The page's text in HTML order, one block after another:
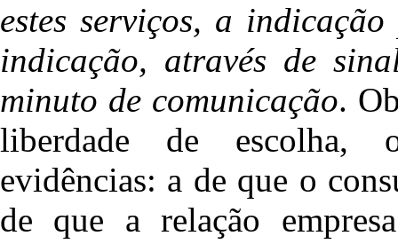
estes serviços, a
indicação, através de
minuto de comunicação.
liberdade de escolha,
evidências: a de que o
de que a relação